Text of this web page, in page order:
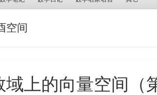
空间
上的向量空间（